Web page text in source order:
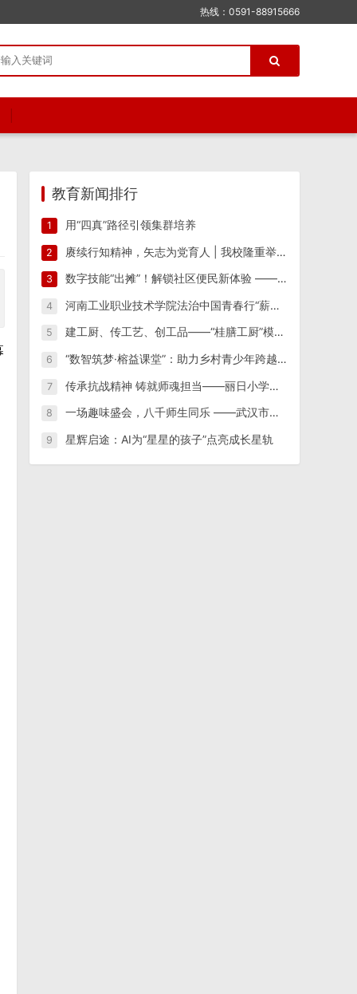
热线：0591-88915666
教育新闻排行
1 用“四真”路径引领集群培养
2 赓续行知精神，矢志为党育人 | 我校隆重举行纪念陶行知先生逝世八十周年活动
3 数字技能“出摊”！解锁社区便民新体验 ——江西工业工程职业技术学院信息工程学院“星火筑梦”实践团 一站式便民志愿服务
4 河南工业职业技术学院法治中国青春行“薪火相传 反诈筑防”实践团开展反诈宣传教育系列活动
5 建工厨、传工艺、创工品——“桂膳工厨”模式驱动产教融合创新实践
6 “数智筑梦·榕益课堂”：助力乡村青少年跨越数字鸿沟
7 传承抗战精神 铸就师魂担当——丽日小学组织师生收看纪念中国人民抗日战争暨世界反法西斯战争胜利80周年阅兵仪式
8 一场趣味盛会，八千师生同乐 ——武汉市汉阳区老年大学隆重举办第15届趣味运动会
9 星辉启途：AI为“星星的孩子”点亮成长星轨